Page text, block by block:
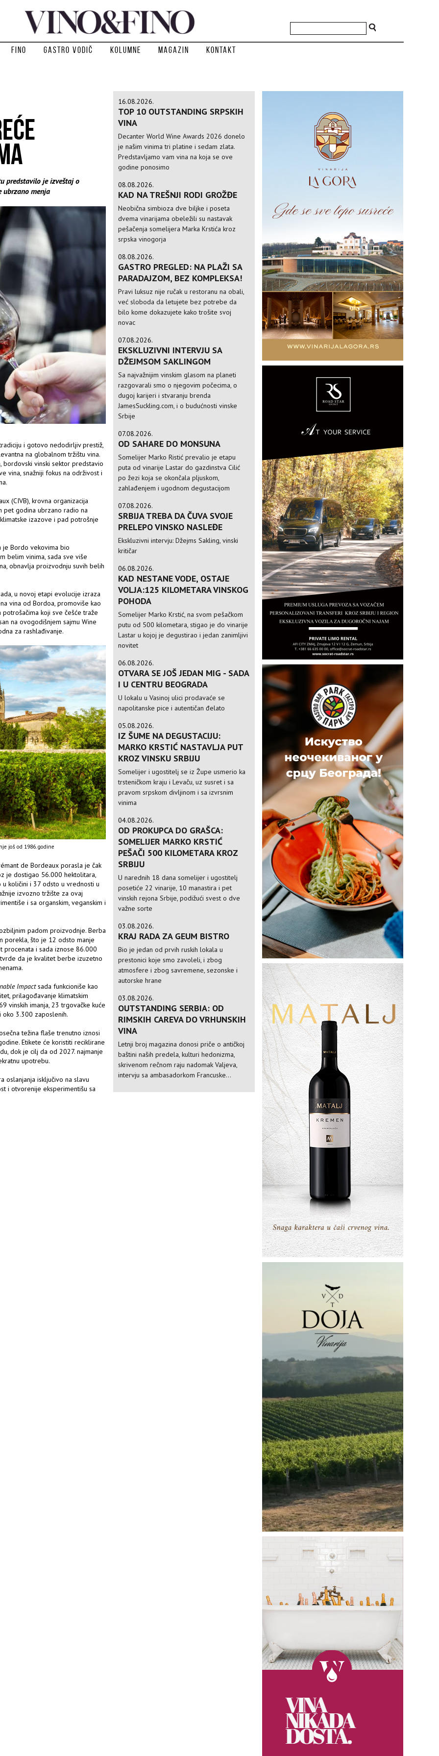
Fino Gastro vodič Kolumne Magazin Kontakt
predstavilo je izveštaj o
ubrzano menja
i gotovo nedodirljiv prestiž,
na globalnom tržištu vina.
bordovski vinski sektor predstavio
vina, snažniji fokus na održivost i
(CIVB), krovna organizacija
pet godina ubrzano radio na
izazove i pad potrošnje
je Bordo vekovima bio
belim vinima, sada sve više
obnavlja proizvodnju suvih belih
u novoj etapi evolucije izraza
vina od Bordoa, promoviše kao
koji sve češće traže
na ovogodišnjem sajmu Wine
za rashlađivanje.
još od 1986. godine
de Bordeaux porasla je čak
je dostigao 56.000 hektolitara,
količini i 37 odsto u vrednosti u
izvozno tržište za ovaj
i sa organskim, veganskim i
padom proizvodnje. Berba
porekla, što je 12 odsto manje
procenata i sada iznose 86.000
da je kvalitet berbe izuzetno
Impactsada funkcioniše kao
prilagođavanje klimatskim
vinskih imanja, 23 trgovačke kuće
3.300 zaposlenih.
težina flaše trenutno iznosi
Etikete će koristiti reciklirane
dok je cilj da od 2027. najmanje
upotrebu.
oslanjanja isključivo na slavu
i otvorenije eksperimentišu sa
16.08.2026.
TOP 10 OUTSTANDING SRPSKIH
VINA
Decanter World Wine Awards 2026 donelo
je našim vinima tri platine i sedam zlata.
Predstavljamo vam vina na koja se ove
godine ponosimo
08.08.2026.
KAD NA TREŠNJI RODI GROŽĐE
Neobična simbioza dve biljke i poseta
dvema vinarijama obeležili su nastavak
pešačenja somelijera Marka Krstića kroz
srpska vinogorja
08.08.2026.
GASTRO PREGLED: NA PLAŽI SA
PARADAJZOM, BEZ KOMPLEKSA!
Pravi luksuz nije ručak u restoranu na obali,
već sloboda da letujete bez potrebe da
bilo kome dokazujete kako trošite svoj
novac
07.08.2026.
EKSKLUZIVNI INTERVJU SA
DŽEJMSOM SAKLINGOM
Sa najvažnijim vinskim glasom na planeti
razgovarali smo o njegovim počecima, o
dugoj karijeri i stvaranju brenda
JamesSuckling.com, i o budućnosti vinske
Srbije
07.08.2026.
OD SAHARE DO MONSUNA
Somelijer Marko Ristić prevalio je etapu
puta od vinarije Lastar do gazdinstva Cilić
po žezi koja se okončala pljuskom,
zahlađenjem i ugodnom degustacijom
07.08.2026.
SRBIJA TREBA DA ČUVA SVOJE
PRELEPO VINSKO NASLEĐE
Ekskluzivni intervju: Džejms Sakling, vinski
kritičar
06.08.2026.
KAD NESTANE VODE, OSTAJE
VOLJA:125 KILOMETARA VINSKOG
POHODA
Somelijer Marko Krstić, na svom pešačkom
putu od 500 kilometara, stigao je do vinarije
Lastar u kojoj je degustirao i jedan zanimljivi
novitet
06.08.2026.
OTVARA SE JOŠ JEDAN MIG - SADA
I U CENTRU BEOGRADA
U lokalu u Vasinoj ulici prodavaće se
napolitanske pice i autentičan đelato
05.08.2026.
IZ ŠUME NA DEGUSTACIJU:
MARKO KRSTIĆ NASTAVLJA PUT
KROZ VINSKU SRBIJU
Somelijer i ugostitelj se iz Župe usmerio ka
trsteničkom kraju i Levaču, uz susret i sa
pravom srpskom divljinom i sa izvrsnim
vinima
04.08.2026.
OD PROKUPCA DO GRAŠCA:
SOMELIJER MARKO KRSTIĆ
PEŠAČI 500 KILOMETARA KROZ
SRBIJU
U narednih 18 dana somelijer i ugostitelj
posetiće 22 vinarije, 10 manastira i pet
vinskih rejona Srbije, podižući svest o dve
važne sorte
03.08.2026.
KRAJ RADA ZA GEUM BISTRO
Bio je jedan od prvih ruskih lokala u
prestonici koje smo zavoleli, i zbog
atmosfere i zbog savremene, sezonske i
autorske hrane
03.08.2026.
OUTSTANDING SERBIA: OD
RIMSKIH CAREVA DO VRHUNSKIH
VINA
Letnji broj magazina donosi priče o antičkoj
baštini naših predela, kulturi hedonizma,
skrivenom rečnom raju nadomak Valjeva,
intervju sa ambasadorkom Francuske...